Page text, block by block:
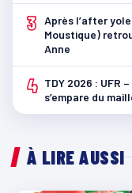
3 Après l’after
Moustique)
Anne
4 TDY 2026 : UFR
s’empare du
À LIRE AUSSI